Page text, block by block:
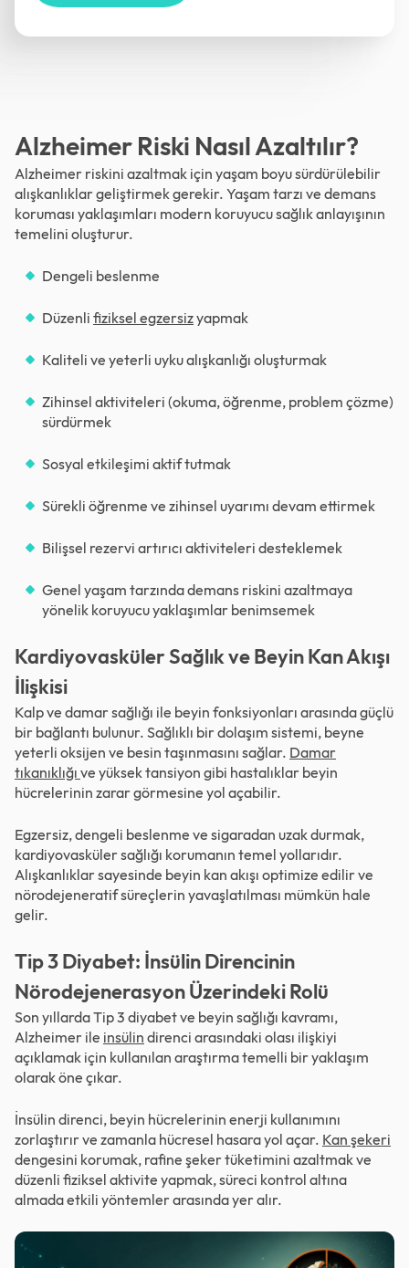
Alzheimer Riski Nasıl Azaltılır?
Alzheimer riskini azaltmak için yaşam boyu sürdürülebilir
alışkanlıklar geliştirmek gerekir. Yaşam tarzı ve demans
koruması yaklaşımları modern koruyucu sağlık anlayışının
temelini oluşturur.
Dengeli beslenme
Düzenli fiziksel egzersizyapmak
Kaliteli ve yeterli uyku alışkanlığı oluşturmak
Zihinsel aktiviteleri (okuma, öğrenme, problem çözme)
sürdürmek
Sosyal etkileşimi aktif tutmak
Sürekli öğrenme ve zihinsel uyarımı devam ettirmek
Bilişsel rezervi artırıcı aktiviteleri desteklemek
Genel yaşam tarzında demans riskini azaltmaya
yönelik koruyucu yaklaşımlar benimsemek
Kardiyovasküler Sağlık ve Beyin Kan Akışı
İlişkisi
Kalp ve damar sağlığı ile beyin fonksiyonları arasında güçlü
bir bağlantı bulunur. Sağlıklı bir dolaşım sistemi, beyne
yeterli oksijen ve besin taşınmasını sağlar. Damar
tıkanıklığı ve yüksek tansiyon gibi hastalıklar beyin
hücrelerinin zarar görmesine yol açabilir.
Egzersiz, dengeli beslenme ve sigaradan uzak durmak,
kardiyovasküler sağlığı korumanın temel yollarıdır.
Alışkanlıklar sayesinde beyin kan akışı optimize edilir ve
nörodejeneratif süreçlerin yavaşlatılması mümkün hale
gelir.
Tip 3 Diyabet: İnsülin Direncinin
Nörodejenerasyon Üzerindeki Rolü
Son yıllarda Tip 3 diyabet ve beyin sağlığı kavramı,
Alzheimer ile insülin direnci arasındaki olası ilişkiyi
açıklamak için kullanılan araştırma temelli bir yaklaşım
olarak öne çıkar.
İnsülin direnci, beyin hücrelerinin enerji kullanımını
zorlaştırır ve zamanla hücresel hasara yol açar. Kan şekeri
dengesini korumak, rafine şeker tüketimini azaltmak ve
düzenli fiziksel aktivite yapmak, süreci kontrol altına
almada etkili yöntemler arasında yer alır.